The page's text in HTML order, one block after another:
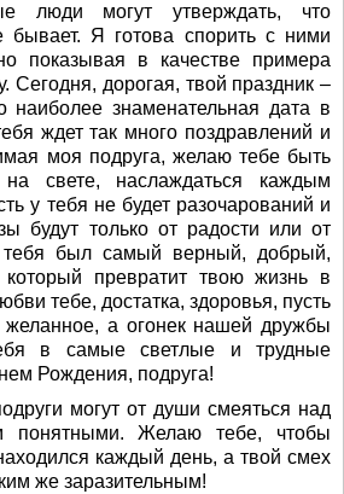
люди могут утверждать, что
Я готова спорить с ними
показывая в качестве примера
Сегодня, дорогая, твой праздник –
наиболее знаменательная дата в
ждет так много поздравлений и
моя подруга, желаю тебе быть
свете, наслаждаться каждым
у тебя не будет разочарований и
будут только от радости или от
был самый верный, добрый,
превратит твою жизнь в
тебе, достатка, здоровья, пусть
желанное, а огонек нашей дружбы
в самые светлые и трудные
Рождения, подруга!
могут от души смеяться над
Желаю тебе, чтобы
каждый день, а твой смех
же заразительным!